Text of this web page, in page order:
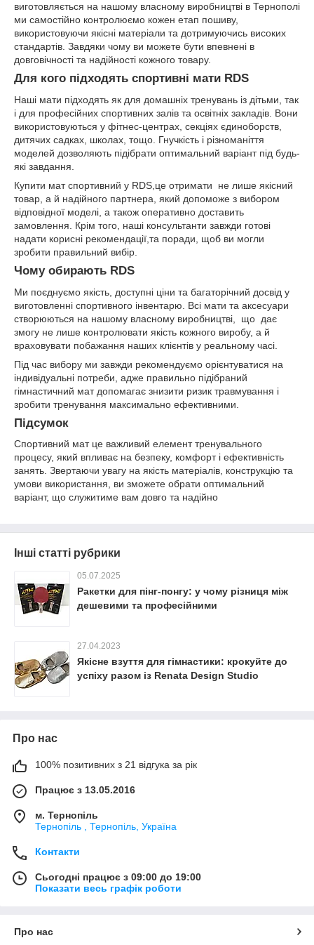
виготовляється на нашому власному виробництві в Тернополі
ми самостійно контролюємо кожен етап пошиву,
використовуючи якісні матеріали та дотримуючись високих
стандартів. Завдяки чому ви можете бути впевнені в
довговічності та надійності кожного товару.
Для кого підходять спортивні мати RDS
Наші мати підходять як для домашніх тренувань із дітьми, так
і для професійних спортивних залів та освітніх закладів. Вони
використовуються у фітнес-центрах, секціях єдиноборств,
дитячих садках, школах, тощо. Гнучкість і різноманіття
моделей дозволяють підібрати оптимальний варіант під будь-
які завдання.
Купити мат спортивний у RDS,це отримати не лише якісний
товар, а й надійного партнера, який допоможе з вибором
відповідної моделі, а також оперативно доставить
замовлення. Крім того, наші консультанти завжди готові
надати корисні рекомендації,та поради, щоб ви могли
зробити правильний вибір.
Чому обирають RDS
Ми поєднуємо якість, доступні ціни та багаторічний досвід у
виготовленні спортивного інвентарю. Всі мати та аксесуари
створюються на нашому власному виробництві, що дає
змогу не лише контролювати якість кожного виробу, а й
враховувати побажання наших клієнтів у реальному часі.
Під час вибору ми завжди рекомендуємо орієнтуватися на
індивідуальні потреби, адже правильно підібраний
гімнастичний мат допомагає знизити ризик травмування і
зробити тренування максимально ефективними.
Підсумок
Спортивний мат це важливий елемент тренувального
процесу, який впливає на безпеку, комфорт і ефективність
занять. Звертаючи увагу на якість матеріалів, конструкцію та
умови використання, ви зможете обрати оптимальний
варіант, що служитиме вам довго та надійно
Інші статті рубрики
05.07.2025
Ракетки для пінг-понгу: у чому різниця між
дешевими та професійними
27.04.2023
Якісне взуття для гімнастики: крокуйте до
успіху разом із Renata Design Studio
Про нас
100% позитивних з 21 відгука за рік
Працює з 13.05.2016
м. Тернопіль
Тернопіль , Тернопіль, Україна
Контакти
Сьогодні працює з 09:00 до 19:00
Показати весь графік роботи
Про нас